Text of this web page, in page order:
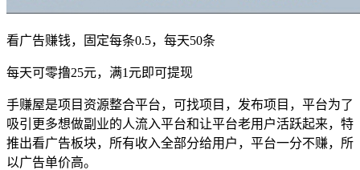
看广告赚钱，固定每条0.5，每天50条
每天可零撸25元，满1元即可提现
手赚屋是项目资源整合平台，可找项目，发布项目，平台为了
吸引更多想做副业的人流入平台和让平台老用户活跃起来，特
推出看广告板块，所有收入全部分给用户，平台一分不赚，所
以广告单价高。